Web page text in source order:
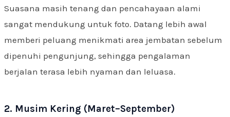
Suasana masih tenang dan pencahayaan alami
sangat mendukung untuk foto. Datang lebih awal
memberi peluang menikmati area jembatan sebelum
dipenuhi pengunjung, sehingga pengalaman
berjalan terasa lebih nyaman dan leluasa.
2. Musim Kering (Maret–September)